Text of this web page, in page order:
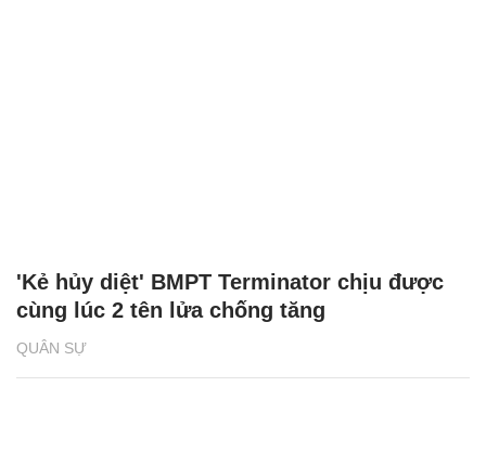
QUÂN SỰ
'Kẻ hủy diệt' BMPT Terminator chịu được
cùng lúc 2 tên lửa chống tăng